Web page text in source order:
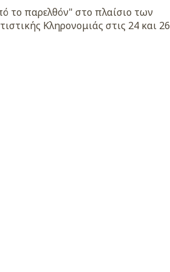
το παρελθόν" στο πλαίσιο των
Κληρονομιάς στις 24 και 26